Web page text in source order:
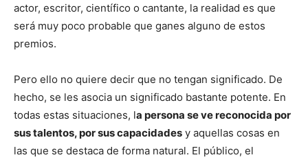
actor, escritor, científico o cantante, la realidad es que
será muy poco probable que ganes alguno de estos
premios.
Pero ello no quiere decir que no tengan significado. De
hecho, se les asocia un significado bastante potente. En
todas estas situaciones, la persona se ve reconocida por
sus talentos, por sus capacidades y aquellas cosas en
las que se destaca de forma natural. El público, el